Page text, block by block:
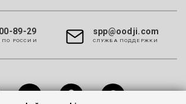
89-29
ПО РОССИИ
spp@oodji.com
CЛУЖБА ПОДДЕРЖКИ